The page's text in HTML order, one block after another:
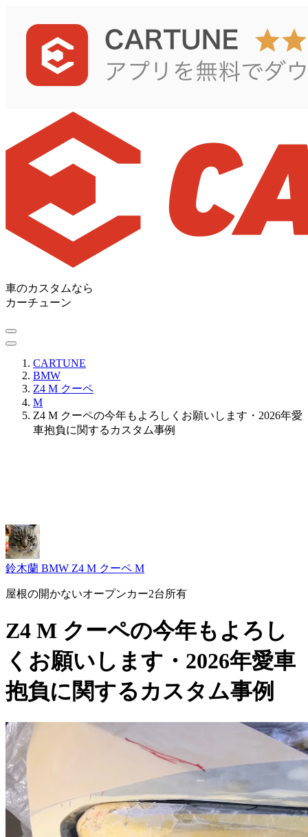
車のカスタムなら
カーチューン
CARTUNE
BMW
Z4 M クーペ
M
Z4 M クーペの今年もよろしくお願いします・2026年愛
車抱負に関するカスタム事例
鈴木蘭 BMW Z4 M クーペ M
屋根の開かないオープンカー2台所有
Z4 M クーペの今年もよろし
くお願いします・2026年愛車
抱負に関するカスタム事例